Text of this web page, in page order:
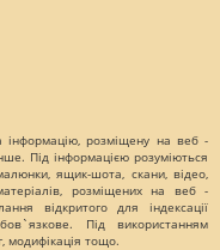
інформацію, розміщену на веб -
Під інформацією розуміються
ящик-шота, скани, відео,
розміщених на веб -
відкритого для індексації
Під використанням
модифікація тощо.